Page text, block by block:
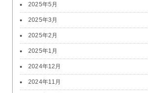
2025年5月
2025年3月
2025年2月
2025年1月
2024年12月
2024年11月